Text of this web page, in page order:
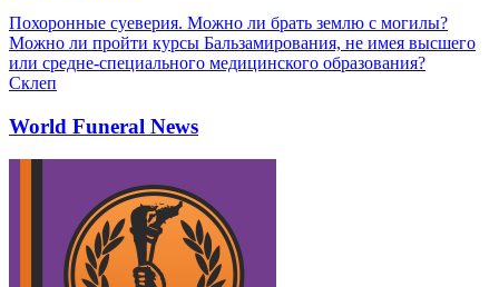
Похоронные суеверия. Можно ли брать землю с могилы?
Можно ли пройти курсы Бальзамирования, не имея высшего
или средне-специального медицинского образования?
Склеп
World Funeral News